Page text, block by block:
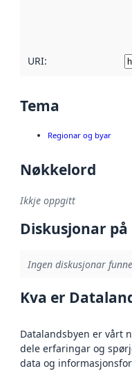
URI:
Tema
Regionar og byar
Nøkkelord
Ikkje oppgitt
Diskusjonar
Ingen diskusjonar funne
Kva er
Datalandsbyen er vårt
dele erfaringar og
data og